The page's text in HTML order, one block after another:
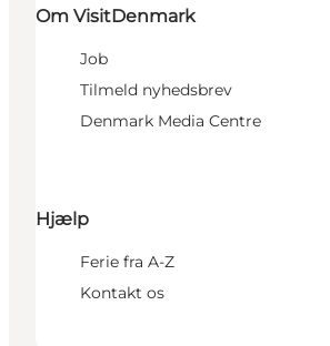
Om VisitDenmark
Job
Tilmeld nyhedsbrev
Denmark Media Centre
Hjælp
Ferie fra A-Z
Kontakt os